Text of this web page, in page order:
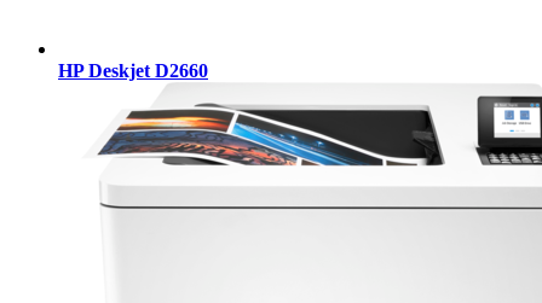
HP Deskjet D2660